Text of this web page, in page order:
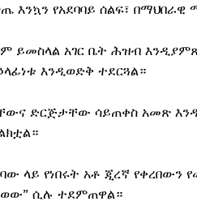
እንኳን የአደባባይ ሰልፍ፣
ይመስላል አገር ቤት ሕዝብ
እንዲወድቅ ተደርጓል።
ድርጅታቸው ሳይጠቀስ አመጽ
ላይ የነበሩት አቶ ጂረኛ የቀረበውን
ሲሉ ተደምጠዋል።